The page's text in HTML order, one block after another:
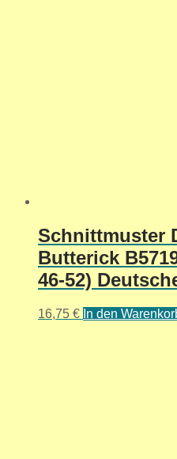
Schnittmuster
Butterick
46-52)
16,75 € In den